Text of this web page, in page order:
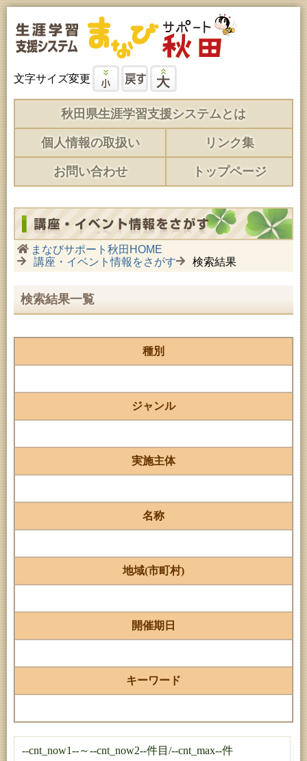
文字サイズ変更
秋田県生涯学習支援システムとは
個人情報の取扱い リンク集
お問い合わせ トップページ
まなびサポート秋田HOME
講座・イベント情報をさがす
検索結果
検索結果一覧
種別
ジャンル
実施主体
名称
地域(市町村)
開催期日
キーワード
--cnt_now1--～--cnt_now2--件目/--cnt_max--件